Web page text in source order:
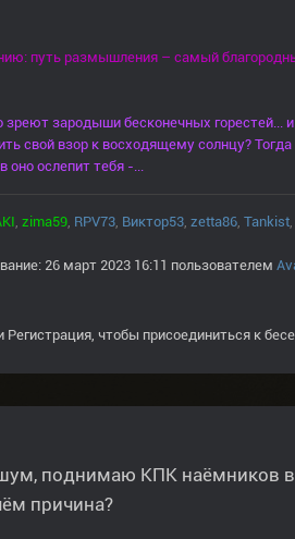
путь размышления – самый
зреют зародыши бесконечных горестей...
свой взор к восходящему солнцу? Тогда
оно ослепит тебя -...
, zima59, RPV73, Виктор53, zetta86, Tankist,
26 март 2023 16:11 пользователем
Регистрация, чтобы присоединиться к
поднимаю КПК наёмников в
причина?